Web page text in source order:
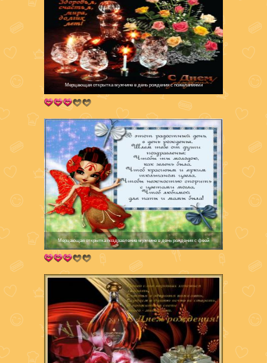
Мерцающая открытка мужчине в день рождения с пожеланиями
Мерцающая открытка поздравление мужчине в день рождения с феей